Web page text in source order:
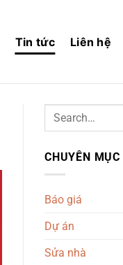
Tin tức Liên hệ
CHUYÊN MỤC
Báo giá
Dự án
Sửa nhà